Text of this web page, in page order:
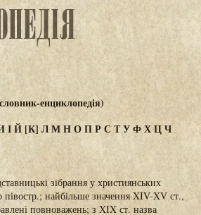
енциклопедія)
ІЙ [К] ЛМНОПР СТУФХЦЧ
зібрання у християнських
півостр.; найбільше значення XIV-XV ст.,
повноважень; з XIX ст. назва